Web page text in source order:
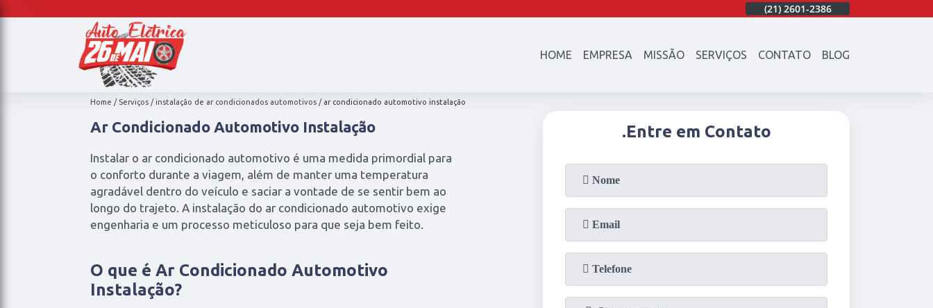
(21) 2601-2386
HOME EMPRESA MISSÃO SERVIÇOS CONTATO BLOG
Home Serviços instalação de ar condicionados automotivos ar condicionado automotivo instalação
Ar Condicionado Automotivo Instalação
Instalar o ar condicionado automotivo é uma medida primordial para
o conforto durante a viagem, além de manter uma temperatura
agradável dentro do veículo e saciar a vontade de se sentir bem ao
longo do trajeto. A instalação do ar condicionado automotivo exige
engenharia e um processo meticuloso para que seja bem feito.
O que é Ar Condicionado Automotivo
Instalação?
.Entre em Contato